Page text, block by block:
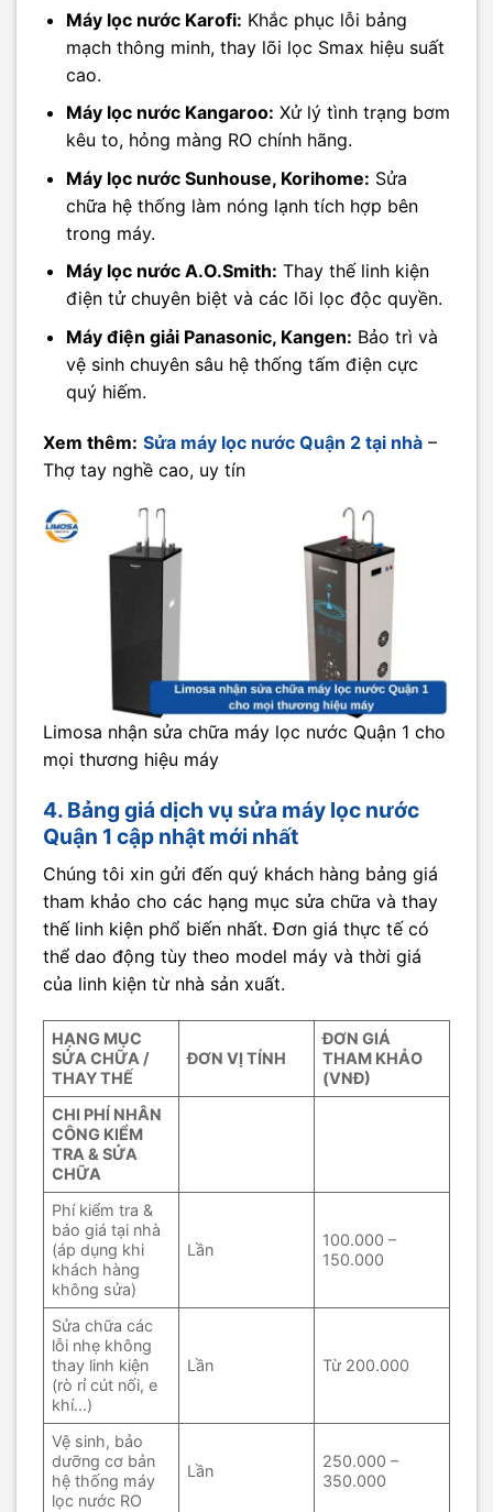
Máy lọc nước Karofi: Khắc phục lỗi bảng
mạch thông minh, thay lõi lọc Smax hiệu suất
cao.
Máy lọc nước Kangaroo: Xử lý tình trạng bơm
kêu to, hỏng màng RO chính hãng.
Máy lọc nước Sunhouse, Korihome: Sửa
chữa hệ thống làm nóng lạnh tích hợp bên
trong máy.
Máy lọc nước A.O.Smith: Thay thế linh kiện
điện tử chuyên biệt và các lõi lọc độc quyền.
Máy điện giải Panasonic, Kangen: Bảo trì và
vệ sinh chuyên sâu hệ thống tấm điện cực
quý hiếm.
Xem thêm: Sửa máy lọc nước Quận 2 tại nhà –
Thợ tay nghề cao, uy tín
Limosa nhận sửa chữa máy lọc nước Quận 1 cho
mọi thương hiệu máy
4. Bảng giá dịch vụ sửa máy lọc nước
Quận 1 cập nhật mới nhất
Chúng tôi xin gửi đến quý khách hàng bảng giá
tham khảo cho các hạng mục sửa chữa và thay
thế linh kiện phổ biến nhất. Đơn giá thực tế có
thể dao động tùy theo model máy và thời giá
của linh kiện từ nhà sản xuất.
HẠNG MỤC
SỬA CHỮA /
THAY THẾ
ĐƠN VỊ TÍNH
ĐƠN GIÁ
THAM KHẢO
(VNĐ)
CHI PHÍ NHÂN
CÔNG KIỂM
TRA & SỬA
CHỮA
Phí kiểm tra &
báo giá tại nhà
(áp dụng khi
khách hàng
không sửa)
Lần
100.000 –
150.000
Sửa chữa các
lỗi nhẹ không
thay linh kiện
(rò rỉ cút nối, e
khí…)
Lần Từ 200.000
Vệ sinh, bảo
dưỡng cơ bản
hệ thống máy
lọc nước RO
Lần
250.000 –
350.000